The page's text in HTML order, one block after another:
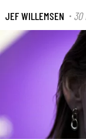
JEF WILLEMSEN · 30